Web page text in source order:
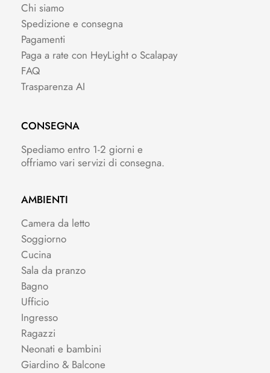
Chi siamo
Spedizione e consegna
Pagamenti
Paga a rate con HeyLight o Scalapay
FAQ
Trasparenza AI
CONSEGNA
Spediamo entro 1-2 giorni e
offriamo vari servizi di consegna.
AMBIENTI
Camera da letto
Soggiorno
Cucina
Sala da pranzo
Bagno
Ufficio
Ingresso
Ragazzi
Neonati e bambini
Giardino & Balcone